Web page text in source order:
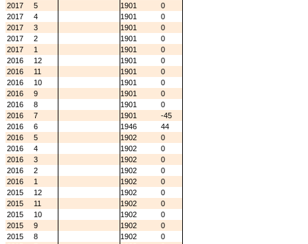
2017
5 1901
0
2017
4 1901
0
2017
3 1901
0
2017
2 1901
0
2017
1 1901
0
2016
12 1901
0
2016
11 1901
0
2016
10 1901
0
2016
9 1901
0
2016
8 1901
0
2016
7 1901
-45
2016
6 1946
44
2016
5 1902
0
2016
4 1902
0
2016
3 1902
0
2016
2 1902
0
2016
1 1902
0
2015
12 1902
0
2015
11 1902
0
2015
10 1902
0
2015
9 1902
0
2015
8 1902
0